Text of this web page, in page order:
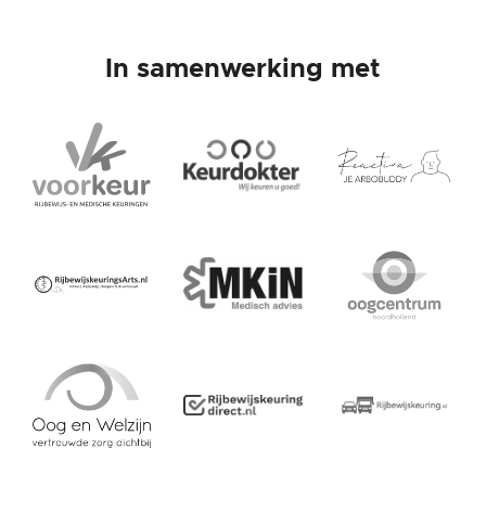
In samenwerking met